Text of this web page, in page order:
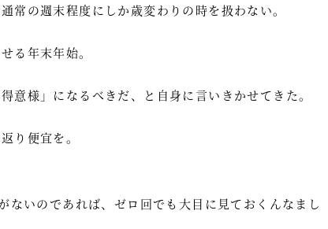
常の週末程度にしか歳変わりの時を扱わない。
る年末年始。
意様」になるべきだ、と自身に言いきかせてきた。
り便宜を。
ないのであれば、ゼロ回でも大目に見ておくんなまし